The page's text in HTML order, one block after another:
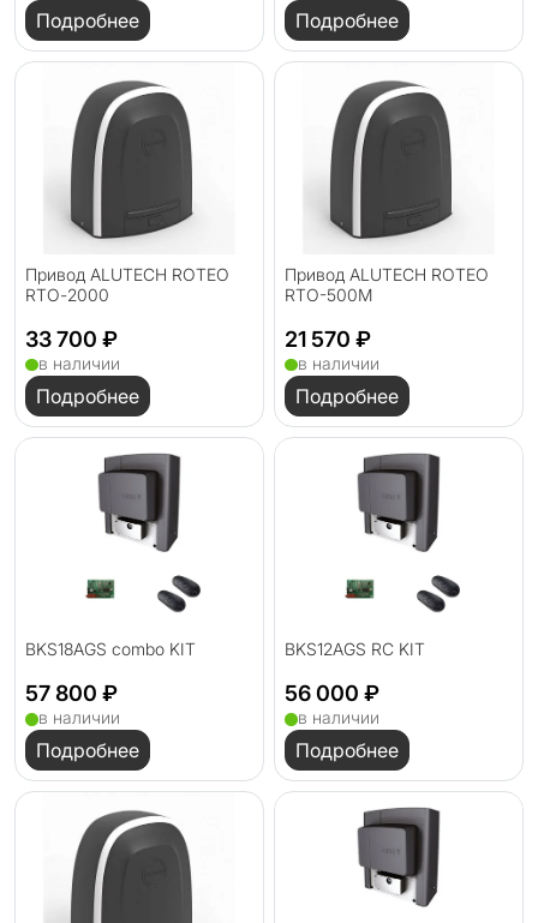
Подробнее Подробнее
Привод ALUTECH ROTEO
RTО-2000
33 700 ₽
в наличии
Подробнее
Привод ALUTECH ROTEO
RTO-500М
21 570 ₽
в наличии
Подробнее
BKS18AGS combo KIT
57 800 ₽
в наличии
Подробнее
BKS12AGS RC KIT
56 000 ₽
в наличии
Подробнее